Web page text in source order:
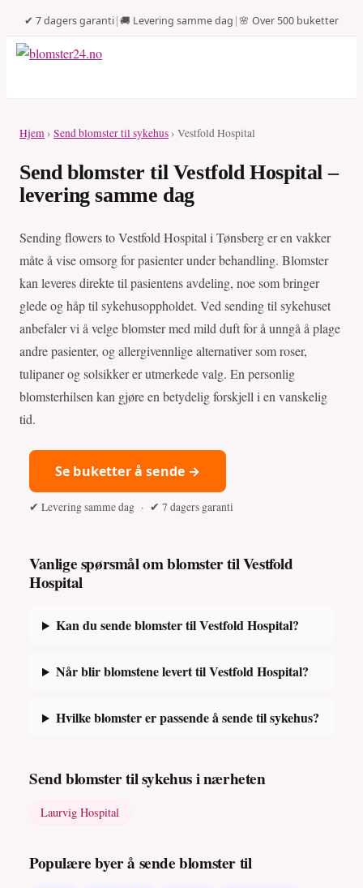
✔ 7 dagers garanti|🚚 Levering samme dag |🌸 Over 500 buketter
Hjem› Send blomster til sykehus› Vestfold Hospital
Send blomster til Vestfold Hospital –
levering samme dag
Sending flowers to Vestfold Hospital i Tønsberg er en vakker
måte å vise omsorg for pasienter under behandling. Blomster
kan leveres direkte til pasientens avdeling, noe som bringer
glede og håp til sykehusoppholdet. Ved sending til sykehuset
anbefaler vi å velge blomster med mild duft for å unngå å plage
andre pasienter, og allergivennlige alternativer som roser,
tulipaner og solsikker er utmerkede valg. En personlig
blomsterhilsen kan gjøre en betydelig forskjell i en vanskelig
tid.
Se buketter å sende →
✔ Levering samme dag · ✔ 7 dagers garanti
Vanlige spørsmål om blomster til Vestfold
Hospital
Kan du sende blomster til Vestfold Hospital?
Når blir blomstene levert til Vestfold Hospital?
Hvilke blomster er passende å sende til sykehus?
Send blomster til sykehus i nærheten
Laurvig Hospital
Populære byer å sende blomster til